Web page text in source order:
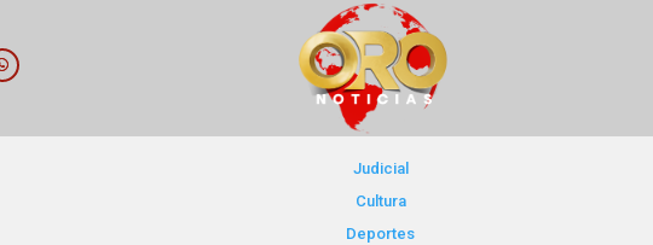
Judicial
Cultura
Deportes